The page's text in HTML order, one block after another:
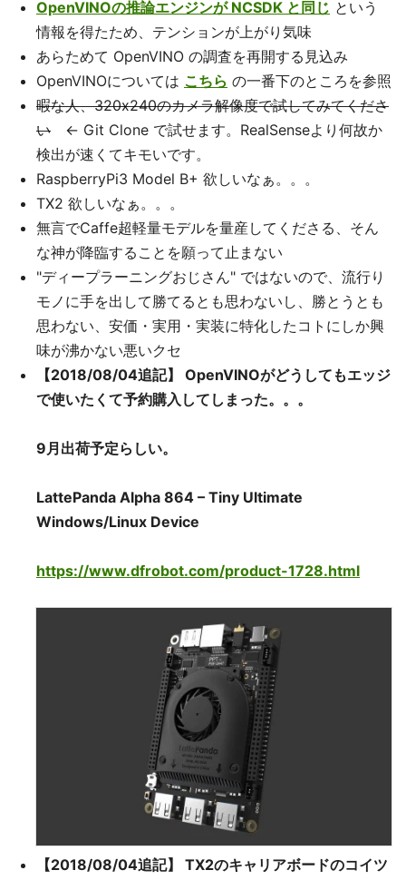
OpenVINOの推論エンジンが NCSDK と同じ という
情報を得たため、テンションが上がり気味
あらためて OpenVINO の調査を再開する見込み
OpenVINOについては こちら の一番下のところを参照
暇な人、320x240のカメラ解像度で試してみてくださ
い ← Git Clone で試せます。RealSenseより何故か
検出が速くてキモいです。
RaspberryPi3 Model B+ 欲しいなぁ。。。
TX2 欲しいなぁ。。。
無言でCaffe超軽量モデルを量産してくださる、そん
な神が降臨することを願って止まない
"ディープラーニングおじさん" ではないので、流行り
モノに手を出して勝てるとも思わないし、勝とうとも
思わない、安価・実用・実装に特化したコトにしか興
味が沸かない悪いクセ
【2018/08/04追記】 OpenVINOがどうしてもエッジ
で使いたくて予約購入してしまった。。。
9月出荷予定らしい。
LattePanda Alpha 864 – Tiny Ultimate
Windows/Linux Device
https://www.dfrobot.com/product-1728.html
【2018/08/04追記】 TX2のキャリアボードのコイツ